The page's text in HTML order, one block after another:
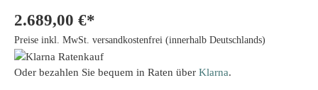
2.689,00 €*
Preise inkl. MwSt. versandkostenfrei (innerhalb Deutschlands)
Oder bezahlen Sie bequem in Raten über Klarna.